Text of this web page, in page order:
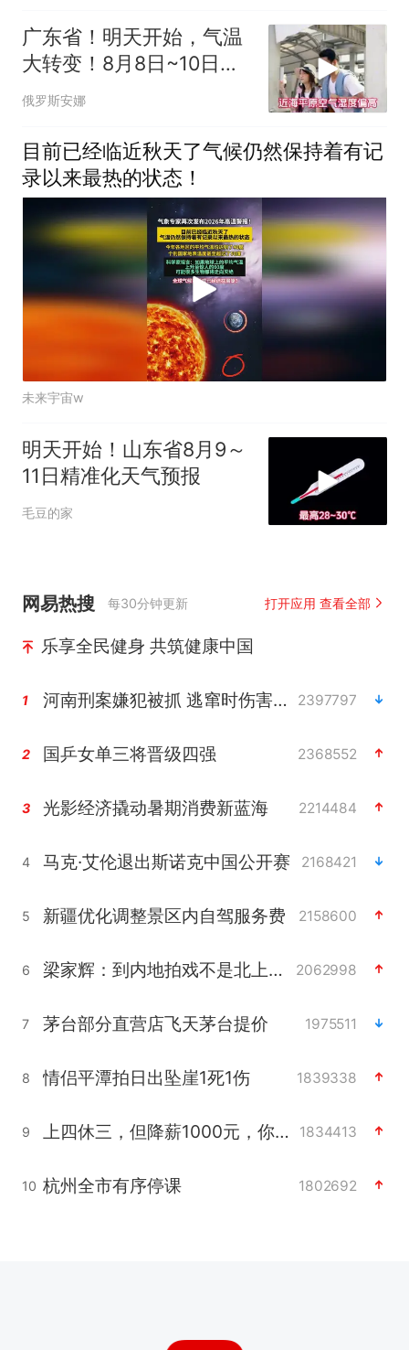
广东省！明天开始，气温
大转变！8月8日~10日天
气预报
俄罗斯安娜
目前已经临近秋天了气候仍然保持着有记
录以来最热的状态！
未来宇宙w
明天开始！山东省8月9～
11日精准化天气预报
毛豆的家
网易热搜 每30分钟更新 打开应用 查看全部
乐享全民健身 共筑健康中国
1 河南刑案嫌犯被抓 逃窜时伤害多人 2397797
2 国乒女单三将晋级四强 2368552
3 光影经济撬动暑期消费新蓝海 2214484
4 马克·艾伦退出斯诺克中国公开赛 2168421
5 新疆优化调整景区内自驾服务费 2158600
6 梁家辉：到内地拍戏不是北上是回归 2062998
7 茅台部分直营店飞天茅台提价 1975511
8 情侣平潭拍日出坠崖1死1伤 1839338
9 上四休三，但降薪1000元，你接受吗？ 1834413
10 杭州全市有序停课 1802692